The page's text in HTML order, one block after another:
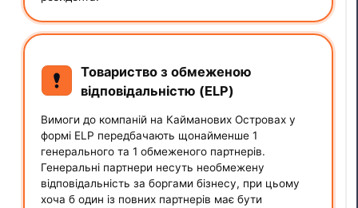
Товариство з обмеженою
відповідальністю (ELP)
Вимоги до компаній на Кайманових Островах у
формі ELP передбачають щонайменше 1
генерального та 1 обмеженого партнерів.
Генеральні партнери несуть необмежену
відповідальність за боргами бізнесу, при цьому
хоча б один із повних партнерів має бути